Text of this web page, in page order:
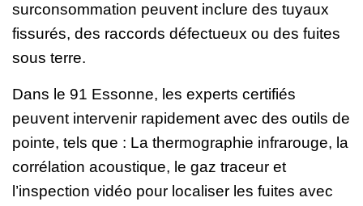
surconsommation peuvent inclure des tuyaux
fissurés, des raccords défectueux ou des fuites
sous terre.
Dans le 91 Essonne, les experts certifiés
peuvent intervenir rapidement avec des outils de
pointe, tels que : La thermographie infrarouge, la
corrélation acoustique, le gaz traceur et
l’inspection vidéo pour localiser les fuites avec